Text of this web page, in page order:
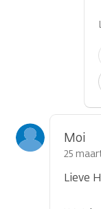
Moi
25
Lieve